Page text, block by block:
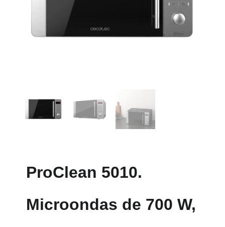
ProClean 5010.
Microondas de 700 W,